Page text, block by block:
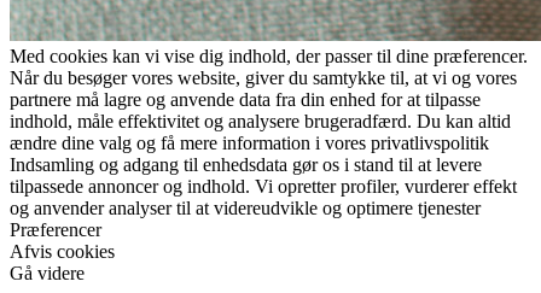
Med cookies kan vi vise dig indhold, der passer til dine præferencer.
Når du besøger vores website, giver du samtykke til, at vi og vores
partnere må lagre og anvende data fra din enhed for at tilpasse
indhold, måle effektivitet og analysere brugeradfærd. Du kan altid
ændre dine valg og få mere information i vores privatlivspolitik
Indsamling og adgang til enhedsdata gør os i stand til at levere
tilpassede annoncer og indhold. Vi opretter profiler, vurderer effekt
og anvender analyser til at videreudvikle og optimere tjenester
Præferencer
Afvis cookies
Gå videre